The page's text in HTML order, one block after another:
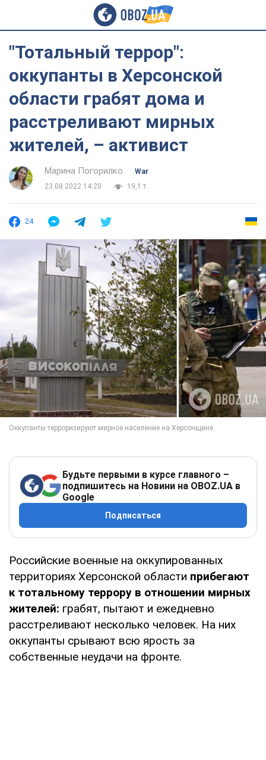
"Тотальный террор":
оккупанты в Херсонской
области грабят дома и
расстреливают мирных
жителей, – активист
Марина Погорилко
War
23.08.2022 14:20
19,1 т.
24
Будьте первыми в курсе главного –
подпишитесь на Новини на OBOZ.UA в
Google
Подписаться
Российские военные на оккупированных
территориях Херсонской области прибегают
к тотальному террору в отношении мирных
жителей: грабят, пытают и ежедневно
расстреливают несколько человек. На них
оккупанты срывают всю ярость за
собственные неудачи на фронте.